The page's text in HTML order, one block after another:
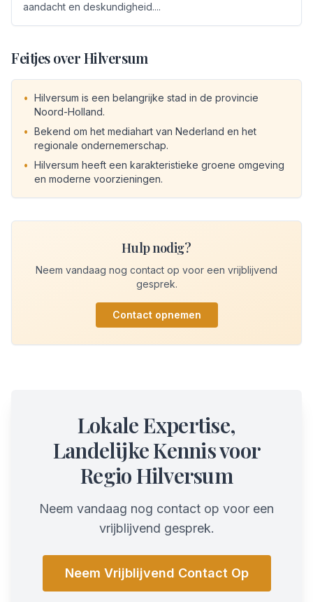
aandacht en deskundigheid....
Feitjes overHilversum
• Hilversum is een belangrijke stad in de provincie
Noord-Holland.
• Bekend om het mediahart van Nederland en het
regionale ondernemerschap.
• Hilversum heeft een karakteristieke groene omgeving
en moderne voorzieningen.
Hulp nodig?
Neem vandaag nog contact op voor een vrijblijvend
gesprek.
Contact opnemen
Lokale Expertise,
Landelijke Kennis voor
Regio Hilversum
Neem vandaag nog contact op voor een
vrijblijvend gesprek.
Neem Vrijblijvend Contact Op